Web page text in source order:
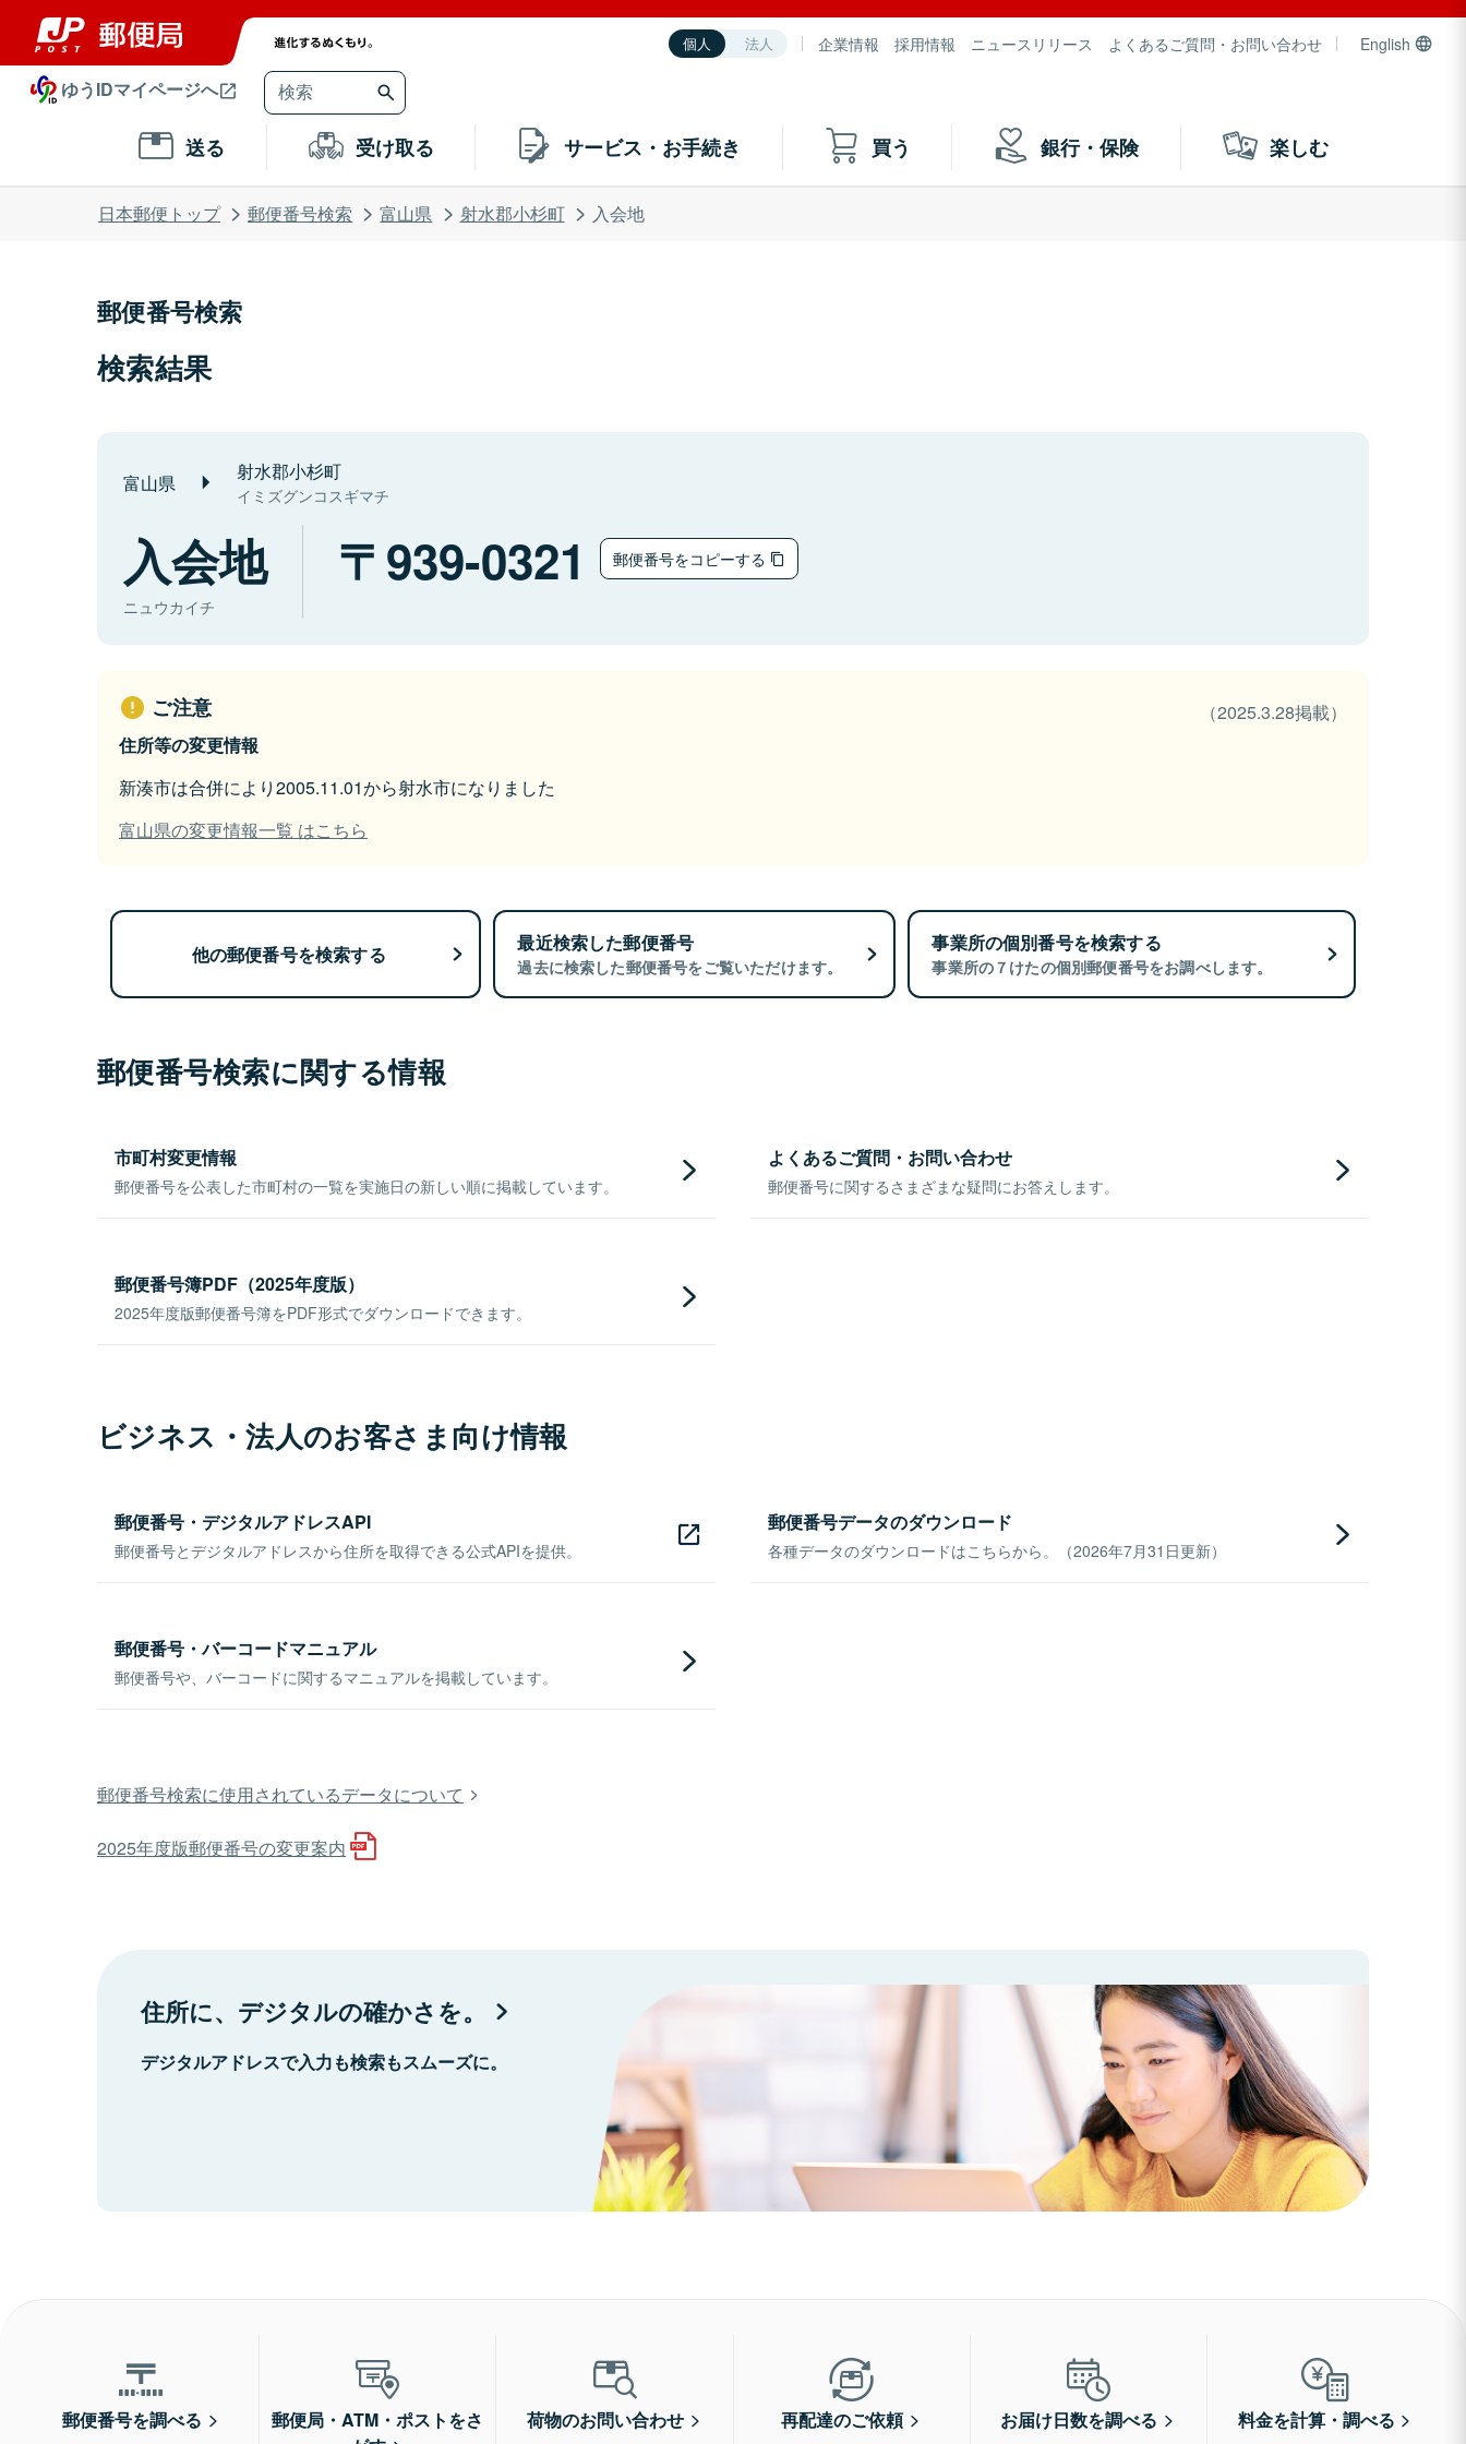
個人 法人 企業情報 採用情報 ニュースリリース よくあるご質問・お問い合わせ English
ゆうIDマイページへ
送る 受け取る サービス・お手続き 買う 銀行・保険 楽しむ
日本郵便トップ 郵便番号検索 富山県 射水郡小杉町 入会地
郵便番号検索
検索結果
富山県 射水郡小杉町
イミズグンコスギマチ
入会地
ニュウカイチ
939-0321 郵便番号をコピーする
ご注意
（2025.3.28掲載）
住所等の変更情報
新湊市は合併により2005.11.01から射水市になりました
富山県の変更情報一覧 はこちら
他の郵便番号を検索する 最近検索した郵便番号
過去に検索した郵便番号をご覧いただけます。
事業所の個別番号を検索する
事業所の７けたの個別郵便番号をお調べします。
郵便番号検索に関する情報
市町村変更情報
郵便番号を公表した市町村の一覧を実施日の新しい順に掲載しています。
よくあるご質問・お問い合わせ
郵便番号に関するさまざまな疑問にお答えします。
郵便番号簿PDF（2025年度版）
2025年度版郵便番号簿をPDF形式でダウンロードできます。
ビジネス・法人のお客さま向け情報
郵便番号・デジタルアドレスAPI
郵便番号とデジタルアドレスから住所を取得できる公式APIを提供。
郵便番号データのダウンロード
各種データのダウンロードはこちらから。（2026年7月31日更新）
郵便番号・バーコードマニュアル
郵便番号や、バーコードに関するマニュアルを掲載しています。
郵便番号検索に使用されているデータについて
2025年度版郵便番号の変更案内
住所に、デジタルの確かさを。
デジタルアドレスで入力も検索もスムーズに。
郵便番号を調べる
郵便局・ATM・ポストをさ
荷物のお問い合わせ 再配達のご依頼 お届け日数を調べる 料金を計算・調べる